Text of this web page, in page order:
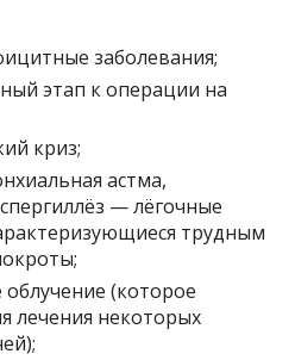
заболевания;
этап к операции на
криз;
астма,
— лёгочные
трудным
(которое
лечения некоторых